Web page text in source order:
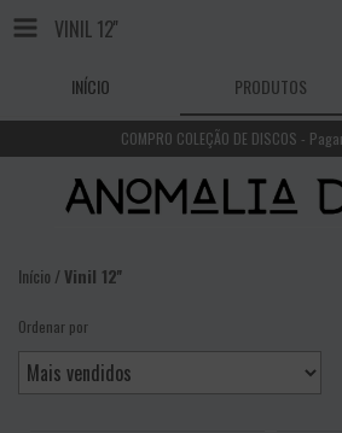
VINIL 12''
INÍCIO PRODUTOS
COMPRO COLEÇÃO DE DISCOS -
Início /Vinil 12''
Ordenar por